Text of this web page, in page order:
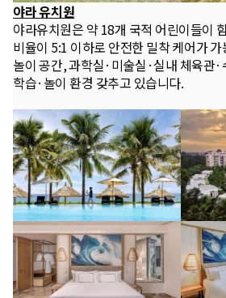
야라 유치원
야라유치원은 약 18개 국적 어린이들이
비율이 5:1 이하로 안전한 밀착 케어가
놀이 공간, 과학실·미술실·실내 체육관
학습·놀이 환경 갖추고 있습니다.